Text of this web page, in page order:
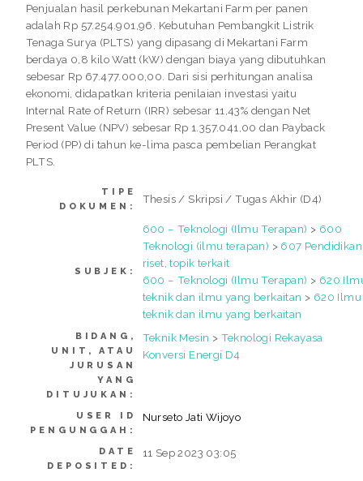
Penjualan hasil perkebunan Mekartani Farm per panen
adalah Rp 57.254.901,96. Kebutuhan Pembangkit Listrik
Tenaga Surya (PLTS) yang dipasang di Mekartani Farm
berdaya 0,8 kilo Watt (kW) dengan biaya yang dibutuhkan
sebesar Rp 67.477.000,00. Dari sisi perhitungan analisa
ekonomi, didapatkan kriteria penilaian investasi yaitu
Internal Rate of Return (IRR) sebesar 11,43% dengan Net
Present Value (NPV) sebesar Rp 1.357.041,00 dan Payback
Period (PP) di tahun ke-lima pasca pembelian Perangkat
PLTS.
TIPE
DOKUMEN:
Thesis / Skripsi / Tugas Akhir (D4)
SUBJEK:
600 – Teknologi (Ilmu Terapan) > 600
Teknologi (ilmu terapan) > 607
riset, topik terkait
600 – Teknologi (Ilmu Terapan) > 620
teknik dan ilmu yang berkaitan > 620 Ilmu
teknik dan ilmu yang berkaitan
BIDANG,
UNIT, ATAU
JURUSAN
YANG
DITUJUKAN:
Teknik Mesin > Teknologi Rekayasa
Konversi Energi D4
USER ID
PENGUNGGAH:
Nurseto Jati Wijoyo
DATE
DEPOSITED:
11 Sep 2023 03:05